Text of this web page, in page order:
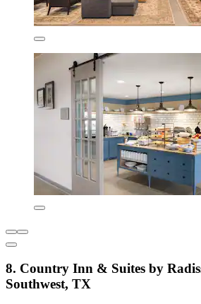
8. Country Inn & Suites by
Southwest, TX